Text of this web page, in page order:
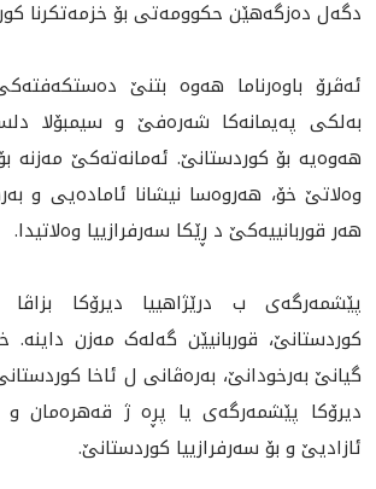
دگەل ده‌زگه‌هێن حکوومەتى بۆ خزمەتكرنا
ئه‌ڤرۆ باوەرناما هەوە بتنێ
بەلکى پەیمانەکا شەرەفێ و سیمبۆلا
هه‌وه‌يه‌ بۆ كوردستانێ. ئەمانەتەکێ مەزنه‌
وەلاتێ خۆ، هه‌روه‌سا نیشانا ئاماده‌يى و
هەر قوربانيیەکێ د ڕێكا سه‌رفرازييا وه‌لاتيدا.
پێشمەرگەی ب درێژاهییا دیرۆکا بزاڤا
کوردستانێ، قوربانیێن گەلەک مەزن
گیانێ به‌رخودانێ، بەرەڤانی ل ئاخا
دیرۆکا پێشمەرگەی یا پڕە ژ قه‌هرەمان و
ئازادیێ و بۆ سەرفرازییا کوردستانێ.